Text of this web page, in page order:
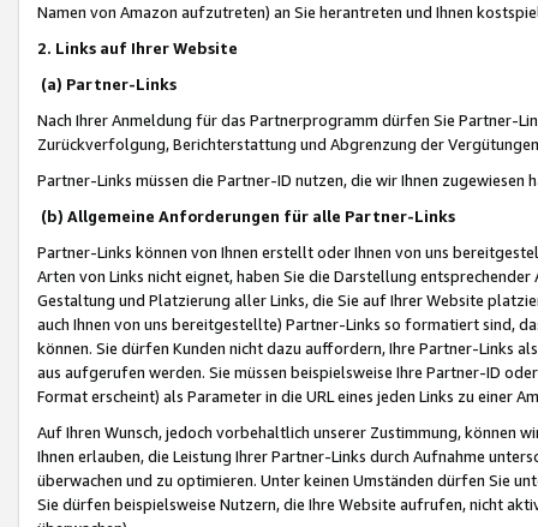
Namen von Amazon aufzutreten) an Sie herantreten und Ihnen
2. Links auf Ihrer Website
(a) Partner-Links
Nach Ihrer Anmeldung für das Partnerprogramm dürfen Sie Partner-
Zurückverfolgung, Berichterstattung und Abgrenzung der
Partner-Links müssen die Partner-ID nutzen, die wir Ihnen zugewiesen
(b) Allgemeine Anforderungen für alle Partner-Links
Partner-Links können von Ihnen erstellt oder Ihnen von uns
Arten von Links nicht eignet, haben Sie die Darstellung
Gestaltung und Platzierung aller Links, die Sie auf Ihrer Website
auch Ihnen von uns bereitgestellte) Partner-Links so formatiert sind,
können. Sie dürfen Kunden nicht dazu auffordern, Ihre Partner-Links
aus aufgerufen werden. Sie müssen beispielsweise Ihre Partner-ID
Format erscheint) als Parameter in die URL eines jeden Links zu einer
Auf Ihren Wunsch, jedoch vorbehaltlich unserer Zustimmung, können
Ihnen erlauben, die Leistung Ihrer Partner-Links durch Aufnahme
überwachen und zu optimieren. Unter keinen Umständen dürfen Sie
Sie dürfen beispielsweise Nutzern, die Ihre Website aufrufen, nicht